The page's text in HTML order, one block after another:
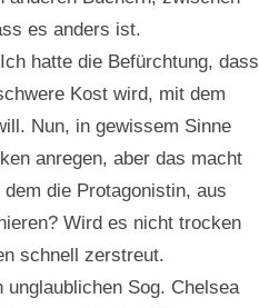
es anders ist.
hatte die Befürchtung, dass
Kost wird, mit dem
Nun, in gewissem Sinne
anregen, aber das macht
die Protagonistin, aus
Wird es nicht trocken
schnell zerstreut.
Sog. Chelsea